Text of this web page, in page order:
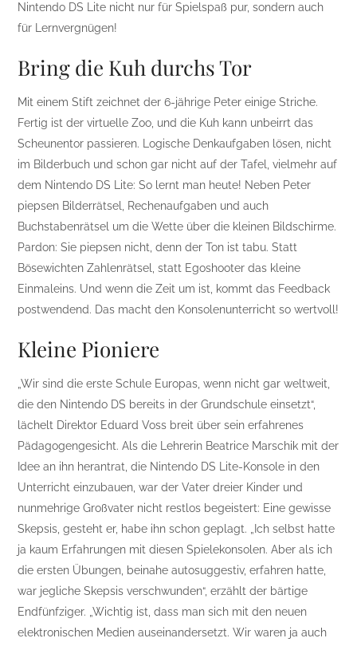
Nintendo DS Lite nicht nur für Spielspaß pur, sondern auch
für Lernvergnügen!
Bring die Kuh durchs Tor
Mit einem Stift zeichnet der 6-jährige Peter einige Striche.
Fertig ist der virtuelle Zoo, und die Kuh kann unbeirrt das
Scheunentor passieren. Logische Denkaufgaben lösen, nicht
im Bilderbuch und schon gar nicht auf der Tafel, vielmehr auf
dem Nintendo DS Lite: So lernt man heute! Neben Peter
piepsen Bilderrätsel, Rechenaufgaben und auch
Buchstabenrätsel um die Wette über die kleinen Bildschirme.
Pardon: Sie piepsen nicht, denn der Ton ist tabu. Statt
Bösewichten Zahlenrätsel, statt Egoshooter das kleine
Einmaleins. Und wenn die Zeit um ist, kommt das Feedback
postwendend. Das macht den Konsolenunterricht so wertvoll!
Kleine Pioniere
„Wir sind die erste Schule Europas, wenn nicht gar weltweit,
die den Nintendo DS bereits in der Grundschule einsetzt“,
lächelt Direktor Eduard Voss breit über sein erfahrenes
Pädagogengesicht. Als die Lehrerin Beatrice Marschik mit der
Idee an ihn herantrat, die Nintendo DS Lite-Konsole in den
Unterricht einzubauen, war der Vater dreier Kinder und
nunmehrige Großvater nicht restlos begeistert: Eine gewisse
Skepsis, gesteht er, habe ihn schon geplagt. „Ich selbst hatte
ja kaum Erfahrungen mit diesen Spielekonsolen. Aber als ich
die ersten Übungen, beinahe autosuggestiv, erfahren hatte,
war jegliche Skepsis verschwunden“, erzählt der bärtige
Endfünfziger. „Wichtig ist, dass man sich mit den neuen
elektronischen Medien auseinandersetzt. Wir waren ja auch